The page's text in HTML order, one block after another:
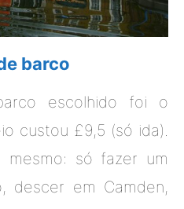
barco
escolhido foi o
custou £9,5 (só ida).
mesmo: só fazer um
descer em Camden,